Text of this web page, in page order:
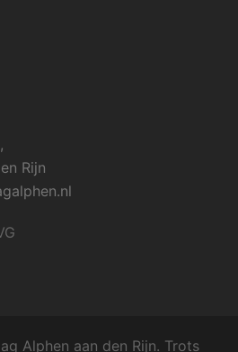
Rijn
Alphen aan den Rijn. Trots